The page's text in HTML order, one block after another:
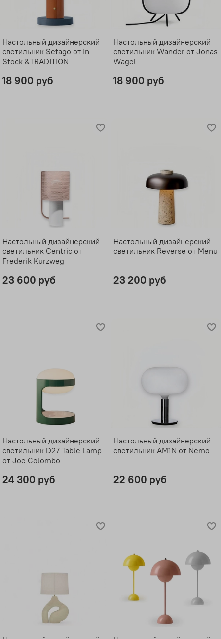
Настольный дизайнерский
светильник Setago от In
Stock &TRADITION
18 900 руб
Настольный дизайнерский
светильник Wander от Jonas
Wagel
18 900 руб
Настольный дизайнерский
светильник Centric от
Frederik Kurzweg
23 600 руб
Настольный дизайнерский
светильник Reverse от Menu
23 200 руб
Настольный дизайнерский
светильник D27 Table Lamp
от Joe Colombo
24 300 руб
Настольный дизайнерский
светильник AM1N от Nemo
22 600 руб